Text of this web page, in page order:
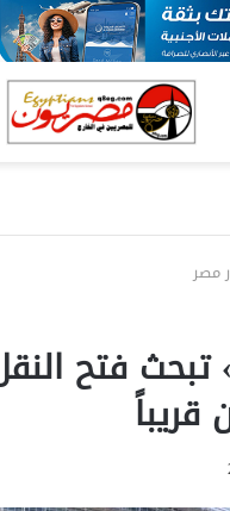
مصر
تبحث فتح
قريباً